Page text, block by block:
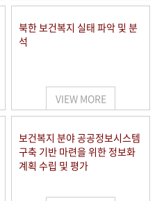
북한 보건복지 실태 파악 및 분
석
VIEW MORE
보건복지 분야 공공정보시스템
구축 기반 마련을 위한 정보화
계획 수립 및 평가